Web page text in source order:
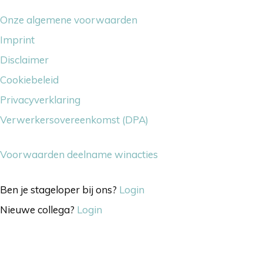
Onze algemene voorwaarden
Imprint
Disclaimer
Cookiebeleid
Privacyverklaring
Verwerkersovereenkomst (DPA)
Voorwaarden deelname winacties
Ben je stageloper bij ons? Login
Nieuwe collega? Login